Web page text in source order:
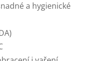
a hygienické